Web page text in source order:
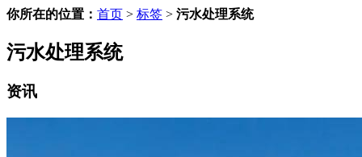
你所在的位置： 首页 > 标签 > 污水处理系统
污水处理系统
资讯